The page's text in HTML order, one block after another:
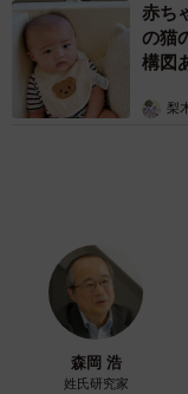
赤ち
の猫
構図
梨
森岡 浩
姓氏研究家